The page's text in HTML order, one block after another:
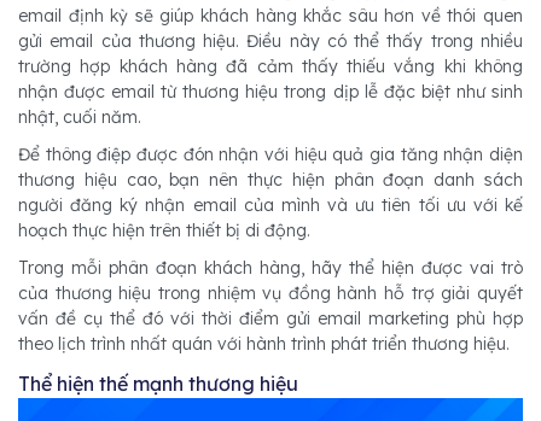
email định kỳ sẽ giúp khách hàng khắc sâu hơn về thói quen
gửi email của thương hiệu. Điều này có thể thấy trong nhiều
trường hợp khách hàng đã cảm thấy thiếu vắng khi không
nhận được email từ thương hiệu trong dịp lễ đặc biệt như sinh
nhật, cuối năm.
Để thông điệp được đón nhận với hiệu quả gia tăng nhận diện
thương hiệu cao, bạn nên thực hiện phân đoạn danh sách
người đăng ký nhận email của mình và ưu tiên tối ưu với kế
hoạch thực hiện trên thiết bị di động.
Trong mỗi phân đoạn khách hàng, hãy thể hiện được vai trò
của thương hiệu trong nhiệm vụ đồng hành hỗ trợ giải quyết
vấn đề cụ thể đó với thời điểm gửi email marketing phù hợp
theo lịch trình nhất quán với hành trình phát triển thương hiệu.
Thể hiện thế mạnh thương hiệu